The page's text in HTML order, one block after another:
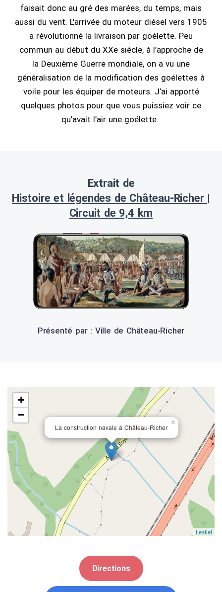
faisait donc au gré des marées, du temps, mais
aussi du vent. L'arrivée du moteur diésel vers 1905
a révolutionné la livraison par goélette. Peu
commun au début du XXe siècle, à l’approche de
la Deuxième Guerre mondiale, on a vu une
généralisation de la modification des goélettes à
voile pour les équiper de moteurs. J’ai apporté
quelques photos pour que vous puissiez voir ce
qu’avait l’air une goélette.
Extrait de
Histoire et légendes de Château-Richer |
Circuit de 9,4 km
Présenté par : Ville de Château-Richer
La construction navale à Château-Richer
×
+
−
Leaflet
Directions